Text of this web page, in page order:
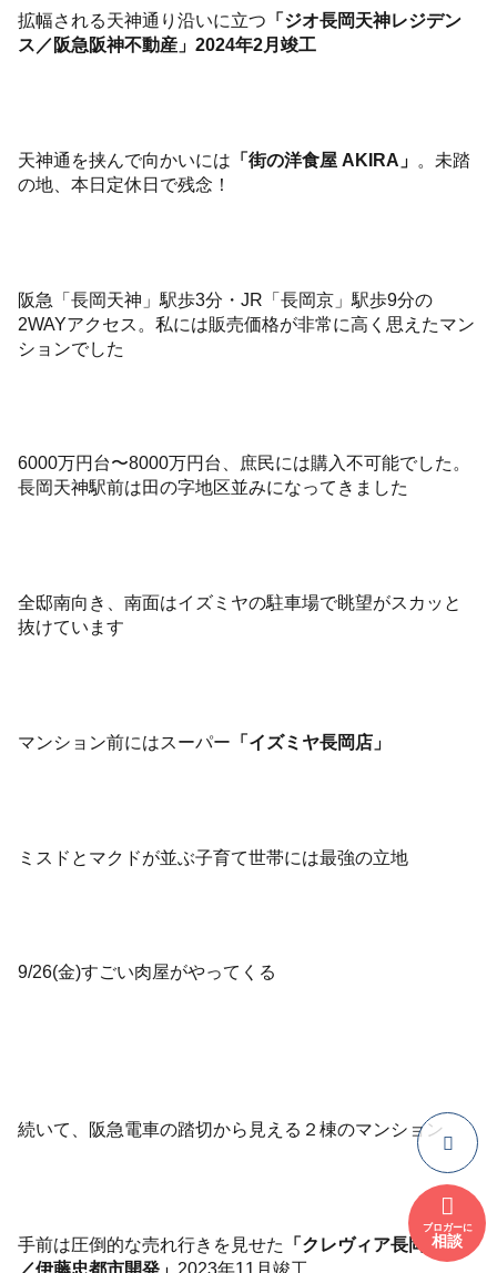
拡幅される天神通り沿いに立つ 「ジオ長岡天神レジデン
ス／阪急阪神不動産」2024年2月竣工
天神通を挟んで向かいには 「街の洋食屋 AKIRA」 。未踏
の地、本日定休日で残念！
阪急「長岡天神」駅歩3分・JR「長岡京」駅歩9分の
2WAYアクセス。私には販売価格が非常に高く思えたマン
ションでした
6000万円台〜8000万円台、庶民には購入不可能でした。
長岡天神駅前は田の字地区並みになってきました
全邸南向き、南面はイズミヤの駐車場で眺望がスカッと
抜けています
マンション前にはスーパー 「イズミヤ長岡店」
ミスドとマクドが並ぶ子育て世帯には最強の立地
9/26(金)すごい肉屋がやってくる
続いて、阪急電車の踏切から見える２棟のマンション
手前は圧倒的な売れ行きを見せた
「クレヴィア長岡天神
／伊藤忠都市開発」 2023年11月竣工
ブロガーに
相談